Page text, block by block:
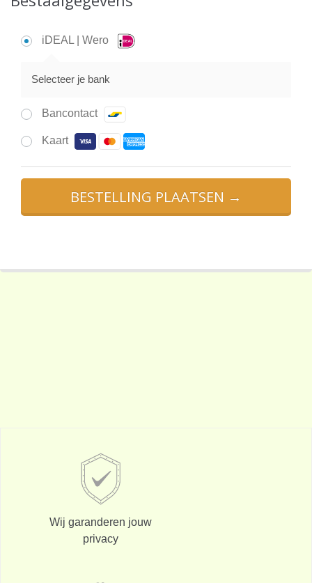
iDEAL | Wero
Selecteer je bank
Bancontact
Kaart
BESTELLING PLAATSEN →
Wij garanderen jouw
privacy